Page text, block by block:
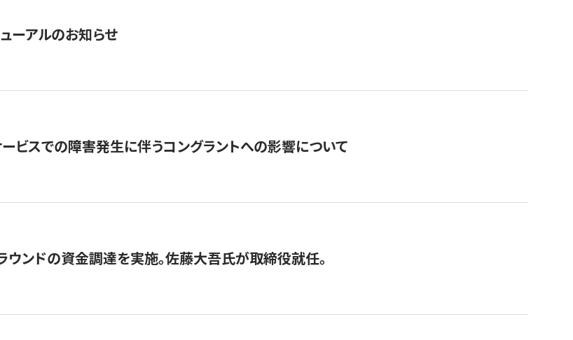
ーアルのお知らせ
ービスでの障害発生に伴うコングラントへの影響について
ウンドの資金調達を実施。佐藤大吾氏が取締役就任。